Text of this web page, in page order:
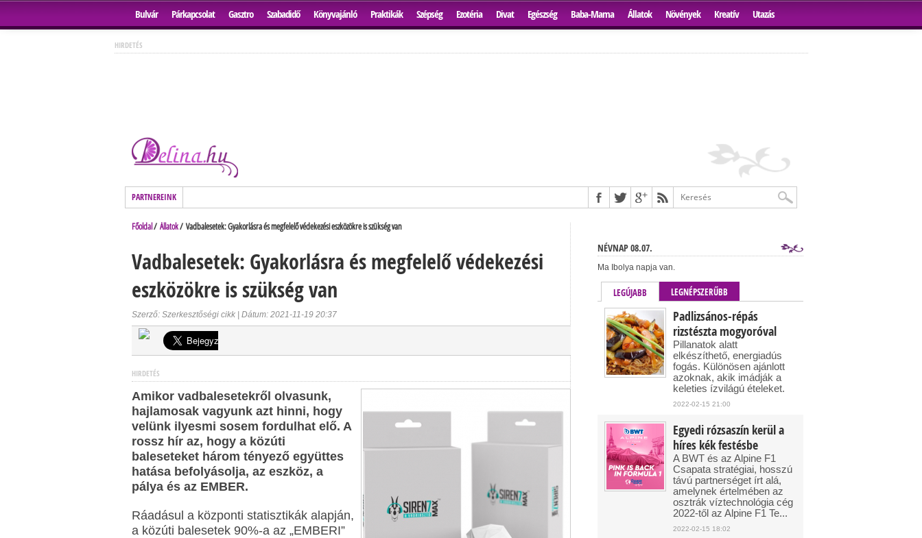
Bulvár Párkapcsolat Gasztro Szabadidő Könyvajánló Praktikák Szépség Ezotéria Divat Egészség Baba-Mama Állatok Növények Kreatív Utazás
HIRDETÉS
PARTNEREINK
Főoldal/ Állatok/ Vadbalesetek: Gyakorlásra és megfelelő védekezési eszközökre is szükség van
Vadbalesetek: Gyakorlásra és megfelelő védekezési
eszközökre is szükség van
Szerző: Szerkesztőségi cikk | Dátum: 2021-11-19 20:37
HIRDETÉS
Amikor vadbalesetekről olvasunk,
hajlamosak vagyunk azt hinni, hogy
velünk ilyesmi sosem fordulhat elő. A
rossz hír az, hogy a közúti
baleseteket három tényező együttes
hatása befolyásolja, az eszköz, a
pálya és az EMBER.
Ráadásul a központi statisztikák alapján,
a közúti balesetek 90%-a az „EMBERI”
NÉVNAP 08.07.
Ma Ibolya napja van.
LEGÚJABB LEGNÉPSZERŰBB
Padlizsános-répás
rizstészta mogyoróval
Pillanatok alatt
elkészíthető, energiadús
fogás. Különösen ajánlott
azoknak, akik imádják a
keleties ízvilágú ételeket.
2022-02-15 21:00
Egyedi rózsaszín kerül a
híres kék festésbe
A BWT és az Alpine F1
Csapata stratégiai, hosszú
távú partnerséget írt alá,
amelynek értelmében az
osztrák víztechnológia cég
2022-től az Alpine F1 Te...
2022-02-15 18:02